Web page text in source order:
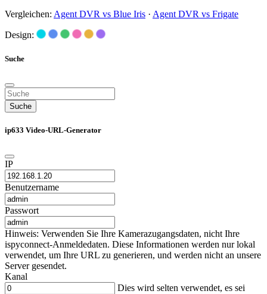
Vergleichen: Agent DVR vs Blue Iris · Agent DVR vs Frigate
Design:
Suche
Suche
ip633 Video-URL-Generator
IP
Benutzername
Passwort
Hinweis: Verwenden Sie Ihre Kamerazugangsdaten, nicht Ihre
ispyconnect-Anmeldedaten. Diese Informationen werden nur lokal
verwendet, um Ihre URL zu generieren, und werden nicht an unsere
Server gesendet.
Kanal
Dies wird selten verwendet, es sei